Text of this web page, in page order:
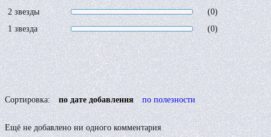
2 звезды
(0)
1 звезда
(0)
Сортировка: по дате добавления по полезности
Ещё не добавлено ни одного комментария